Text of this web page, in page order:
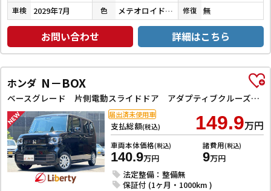
車検 2029年7月 色 メテオロイドグレーメタリック 修復 無
お問い合わせ 詳細はこちら
ホンダ N－BOX
ベースグレード 片側電動スライドドア アダプティブクルーズコントロール LEDヘッドライト クリアランスソナー スマートキー アイドリングストップ CVT ESC チップアップシート エアコン パワーウィンドウ
支払総額(税込) 149.9万円
車両本体価格(税込)
140.9万円
諸費用(税込)
9万円
法定整備：整備無
保証付 (1ヶ月・1000km )
届出済未使用車